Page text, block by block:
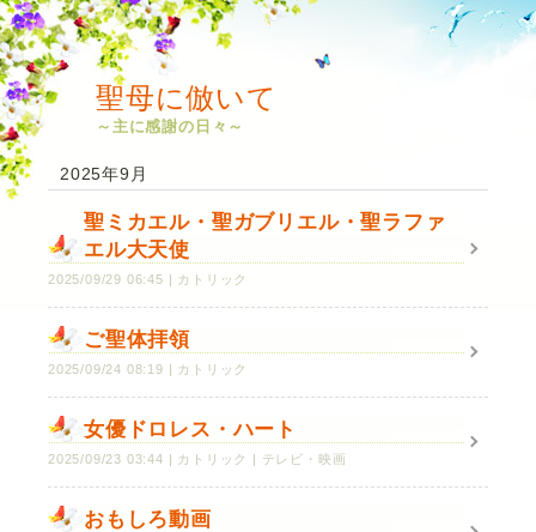
聖母に倣いて
～主に感謝の日々～
2025年9月
聖ミカエル・聖ガブリエル・聖ラファ
エル大天使
2025/09/29 06:45 カトリック
ご聖体拝領
2025/09/24 08:19 カトリック
女優ドロレス・ハート
2025/09/23 03:44 カトリック テレビ・映画
おもしろ動画